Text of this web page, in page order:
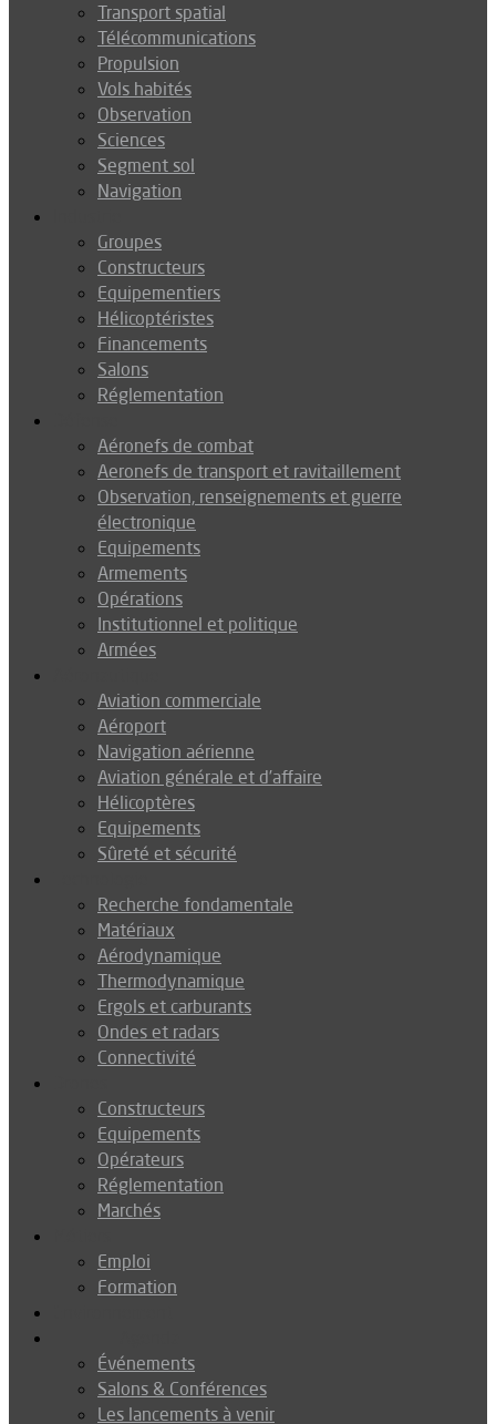
Transport spatial
Télécommunications
Propulsion
Vols habités
Observation
Sciences
Segment sol
Navigation
Groupes
Constructeurs
Equipementiers
Hélicoptéristes
Financements
Salons
Réglementation
Aéronefs de combat
Aeronefs de transport et ravitaillement
Observation, renseignements et guerre
électronique
Equipements
Armements
Opérations
Institutionnel et politique
Armées
Aviation commerciale
Aéroport
Navigation aérienne
Aviation générale et d’affaire
Hélicoptères
Equipements
Sûreté et sécurité
Recherche fondamentale
Matériaux
Aérodynamique
Thermodynamique
Ergols et carburants
Ondes et radars
Connectivité
Constructeurs
Equipements
Opérateurs
Réglementation
Marchés
Emploi
Formation
Événements
Salons & Conférences
Les lancements à venir